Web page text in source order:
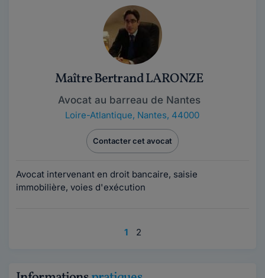
Maître Bertrand LARONZE
Avocat au barreau de Nantes
Loire-Atlantique, Nantes, 44000
Contacter cet avocat
Avocat intervenant en droit bancaire, saisie
immobilière, voies d'exécution
1 2